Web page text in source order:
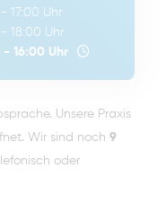
17:00 Uhr
18:00 Uhr
- 16:00 Uhr
Unsere Praxis
Wir sind noch 9
oder